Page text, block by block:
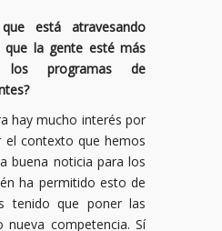
está atravesando
que la gente esté más
los programas de
hay mucho interés por
contexto que hemos
buena noticia para los
ha permitido esto de
tenido que poner las
nueva competencia. Sí